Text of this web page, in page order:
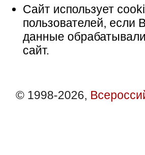
Сайт использует
пользователей, если
данные
сайт.
© 1998-2026,